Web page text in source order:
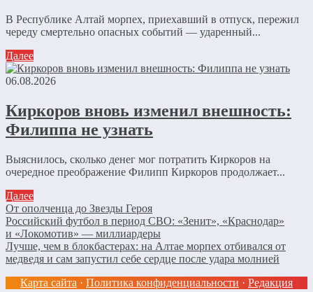
В Республике Алтай морпех, приехавший в отпуск, пережил
череду смертельно опасных событий — ударенный...
Далее
06.08.2026
Киркоров вновь изменил внешность:
Филиппа не узнать
Выяснилось, сколько денег мог потратить Киркоров на
очередное преображение Филипп Киркоров продолжает...
Далее
От ополченца до Звезды Героя
Российский футбол в период СВО: «Зенит», «Краснодар»
и «Локомотив» — миллиардеры
Лучше, чем в блокбастерах: на Алтае морпех отбивался от
медведя и сам запустил себе сердце после удара молнией
Карта сайта · Политика конфиденциальности · Редакция